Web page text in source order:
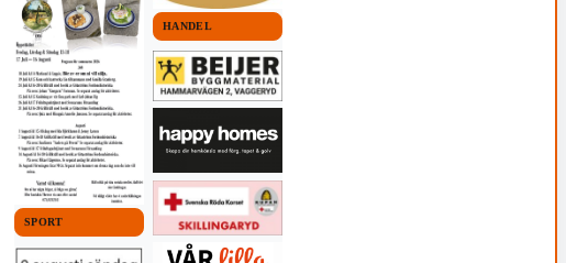
SPORT
HANDEL